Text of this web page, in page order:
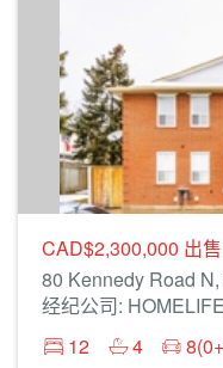
CAD$2,300,000 出售
80 Kennedy Road
经纪公司:
12
4